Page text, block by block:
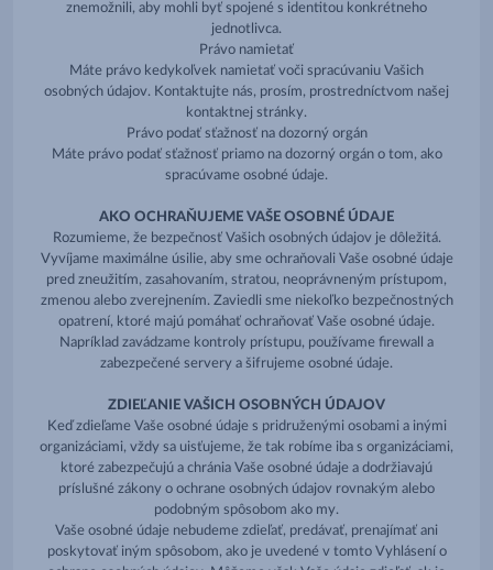
znemožnili, aby mohli byť spojené s identitou konkrétneho
jednotlivca.
Právo namietať
Máte právo kedykoľvek namietať voči spracúvaniu Vašich
osobných údajov. Kontaktujte nás, prosím, prostredníctvom našej
kontaktnej stránky.
Právo podať sťažnosť na dozorný orgán
Máte právo podať sťažnosť priamo na dozorný orgán o tom, ako
spracúvame osobné údaje.
AKO OCHRAŇUJEME VAŠE OSOBNÉ ÚDAJE
Rozumieme, že bezpečnosť Vašich osobných údajov je dôležitá.
Vyvíjame maximálne úsilie, aby sme ochraňovali Vaše osobné údaje
pred zneužitím, zasahovaním, stratou, neoprávneným prístupom,
zmenou alebo zverejnením. Zaviedli sme niekoľko bezpečnostných
opatrení, ktoré majú pomáhať ochraňovať Vaše osobné údaje.
Napríklad zavádzame kontroly prístupu, používame firewall a
zabezpečené servery a šifrujeme osobné údaje.
ZDIEĽANIE VAŠICH OSOBNÝCH ÚDAJOV
Keď zdieľame Vaše osobné údaje s pridruženými osobami a inými
organizáciami, vždy sa uisťujeme, že tak robíme iba s organizáciami,
ktoré zabezpečujú a chránia Vaše osobné údaje a dodržiavajú
príslušné zákony o ochrane osobných údajov rovnakým alebo
podobným spôsobom ako my.
Vaše osobné údaje nebudeme zdieľať, predávať, prenajímať ani
poskytovať iným spôsobom, ako je uvedené v tomto Vyhlásení o